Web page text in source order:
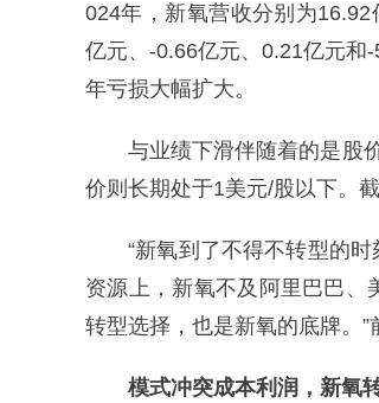
024年，新氧营收分别为
亿元、-0.66亿元、0.21亿元和
年亏损大幅扩大。
与业绩下滑伴随着的是股
价则长期处于1美元/股以下。
“新氧到了不得不转型的
资源上，新氧不及阿里巴巴、
转型选择，也是新氧的底牌。”
模式冲突成本利润， 新氧